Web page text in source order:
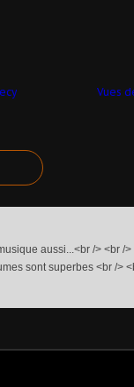
Vues
aussi...<br /> <br /
sont superbes <br />